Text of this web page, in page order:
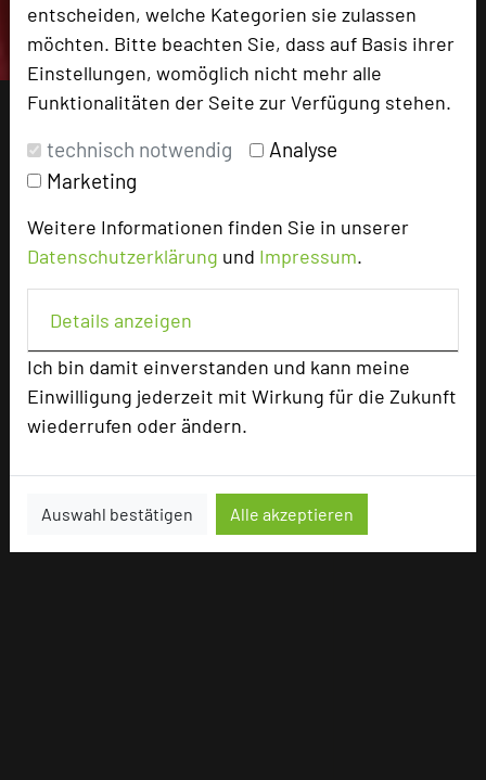
entscheiden, welche Kategorien sie zulassen
möchten. Bitte beachten Sie, dass auf Basis ihrer
Einstellungen, womöglich nicht mehr alle
Funktionalitäten der Seite zur Verfügung stehen.
technisch notwendig
Analyse
Marketing
Weitere Informationen finden Sie in unserer
Datenschutzerklärung und Impressum.
Details anzeigen
Ich bin damit einverstanden und kann meine
Einwilligung jederzeit mit Wirkung für die Zukunft
wiederrufen oder ändern.
Auswahl bestätigen Alle akzeptieren